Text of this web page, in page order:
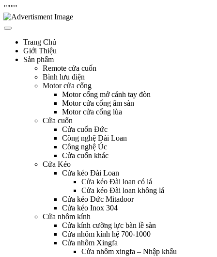
""""
Skip
to
Trang Chủ
Giới Thiệu
Sản phẩm
Remote cửa cuốn
Bình lưu điện
Motor cửa cổng
Motor cổng mở cánh tay đòn
Motor cửa cổng âm sàn
Motor cửa cổng lùa
Cửa cuốn
Cửa cuốn Đức
Công nghệ Đài Loan
Công nghệ Úc
Cửa cuốn khác
Cửa Kéo
Cửa kéo Đài Loan
Cửa kéo Đài loan có lá
Cửa kéo Đài loan không lá
Cửa kéo Đức Mitadoor
Cửa kéo Inox 304
Cửa nhôm kính
Cửa kính cường lực bàn lề sàn
Cửa nhôm kính hệ 700-1000
Cửa nhôm Xingfa
Cửa nhôm xingfa – Nhập khẩu